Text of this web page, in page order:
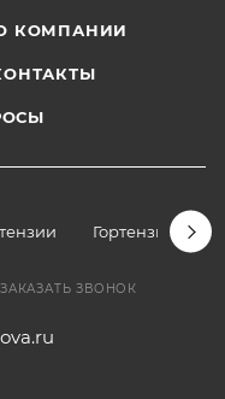
КОМПАНИИ
Гортензии
ЗАКАЗАТЬ ЗВОНОК